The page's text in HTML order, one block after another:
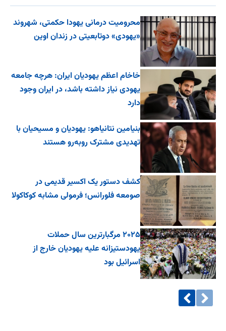
محرومیت درمانی یهودا حکمتی، شهروند
«یهودی» دوتابعیتی در زندان اوین
خاخام اعظم یهودیان ایران: هرچه جامعه
یهودی نیاز داشته باشد، در ایران وجود
دارد
بنیامین نتانیاهو: یهودیان و مسیحیان با
تهدیدی مشترک روبه‌رو هستند
کشف دستور یک اکسیر قدیمی در
صومعه فلورانس؛ فرمولی مشابه کوکاکولا
۲۰۲۵ مرگبارترین سال حملات
یهودستیزانه علیه یهودیان خارج از
اسرائیل بود